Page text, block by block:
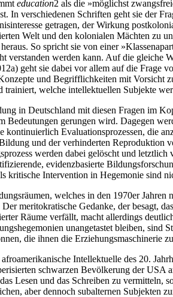
education2 als die »möglichst
In verschiedenen Schriften geht sie der
getragen, der Wirkung
Welt und den kolonialen Mächten zu
So spricht sie von einer
werden kann. Auf die gleiche
geht sie dabei vor allem auf die Frage
und Begrifflichkeiten mit Vorsicht
trainiert, welche intellektuellen Subjekte
in Deutschland mit diesen Fragen im
Bedeutungen gerungen wird. Dagegen
Evaluationsprozessen, die
und der verhinderten
werden dabei gelöscht und
evidenzbasierte
kritische Intervention in Hegemonie sind
welches in den 1970er
meritokratische Gedanke, der besagt,
Räume verfällt, macht allerdings
unangetastet bleiben,
die ihnen die Erziehungsmaschinerie
Intellektuelle des 20.
schwarzen Bevölkerung der
Lesen und das Schreiben zu
aber dennoch subalternen Subjekten